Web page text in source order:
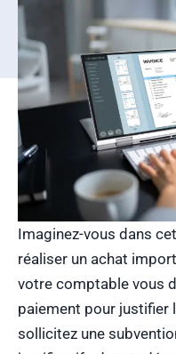
Imaginez-vous dans
réaliser un achat
votre comptable vous
paiement pour justifier
sollicitez une